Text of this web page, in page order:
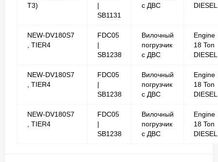
T3)
|
SB1131
с ДВС
DIESEL
NEW-DV180S7
, TIER4
FDC05
|
SB1238
Вилочный
погрузчик
с ДВС
Engine
18 Ton
DIESEL
NEW-DV180S7
, TIER4
FDC05
|
SB1238
Вилочный
погрузчик
с ДВС
Engine
18 Ton
DIESEL
NEW-DV180S7
, TIER4
FDC05
|
SB1238
Вилочный
погрузчик
с ДВС
Engine
18 Ton
DIESEL